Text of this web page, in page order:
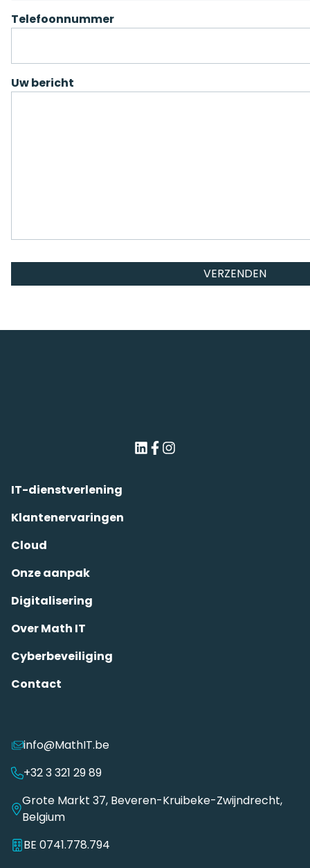
Telefoonnummer
Uw bericht
VERZENDEN
IT-dienstverlening
Klantenervaringen
Cloud
Onze aanpak
Digitalisering
Over Math IT
Cyberbeveiliging
Contact
info@MathIT.be
+32 3 321 29 89
Grote Markt 37, Beveren-Kruibeke-Zwijndrecht,
Belgium
BE 0741.778.794